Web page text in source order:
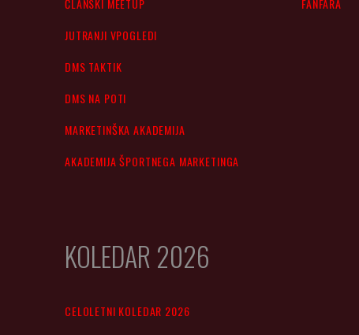
ČLANSKI MEETUP
JUTRANJI VPOGLEDI
DMS TAKTIK
DMS NA POTI
MARKETINŠKA AKADEMIJA
AKADEMIJA ŠPORTNEGA MARKETINGA
KOLEDAR 2026
CELOLETNI KOLEDAR 2026
FANFARA